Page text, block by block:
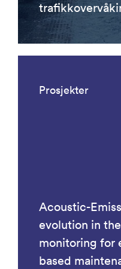
Prosjekter
Acoustic-
evolution in
monitoring for
based